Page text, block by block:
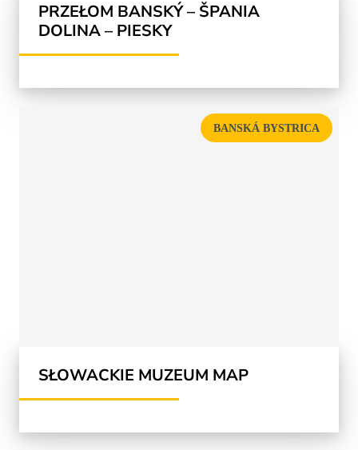
PRZEŁOM BANSKÝ – ŠPANIA
DOLINA – PIESKY
BANSKÁ BYSTRICA
SŁOWACKIE MUZEUM MAP